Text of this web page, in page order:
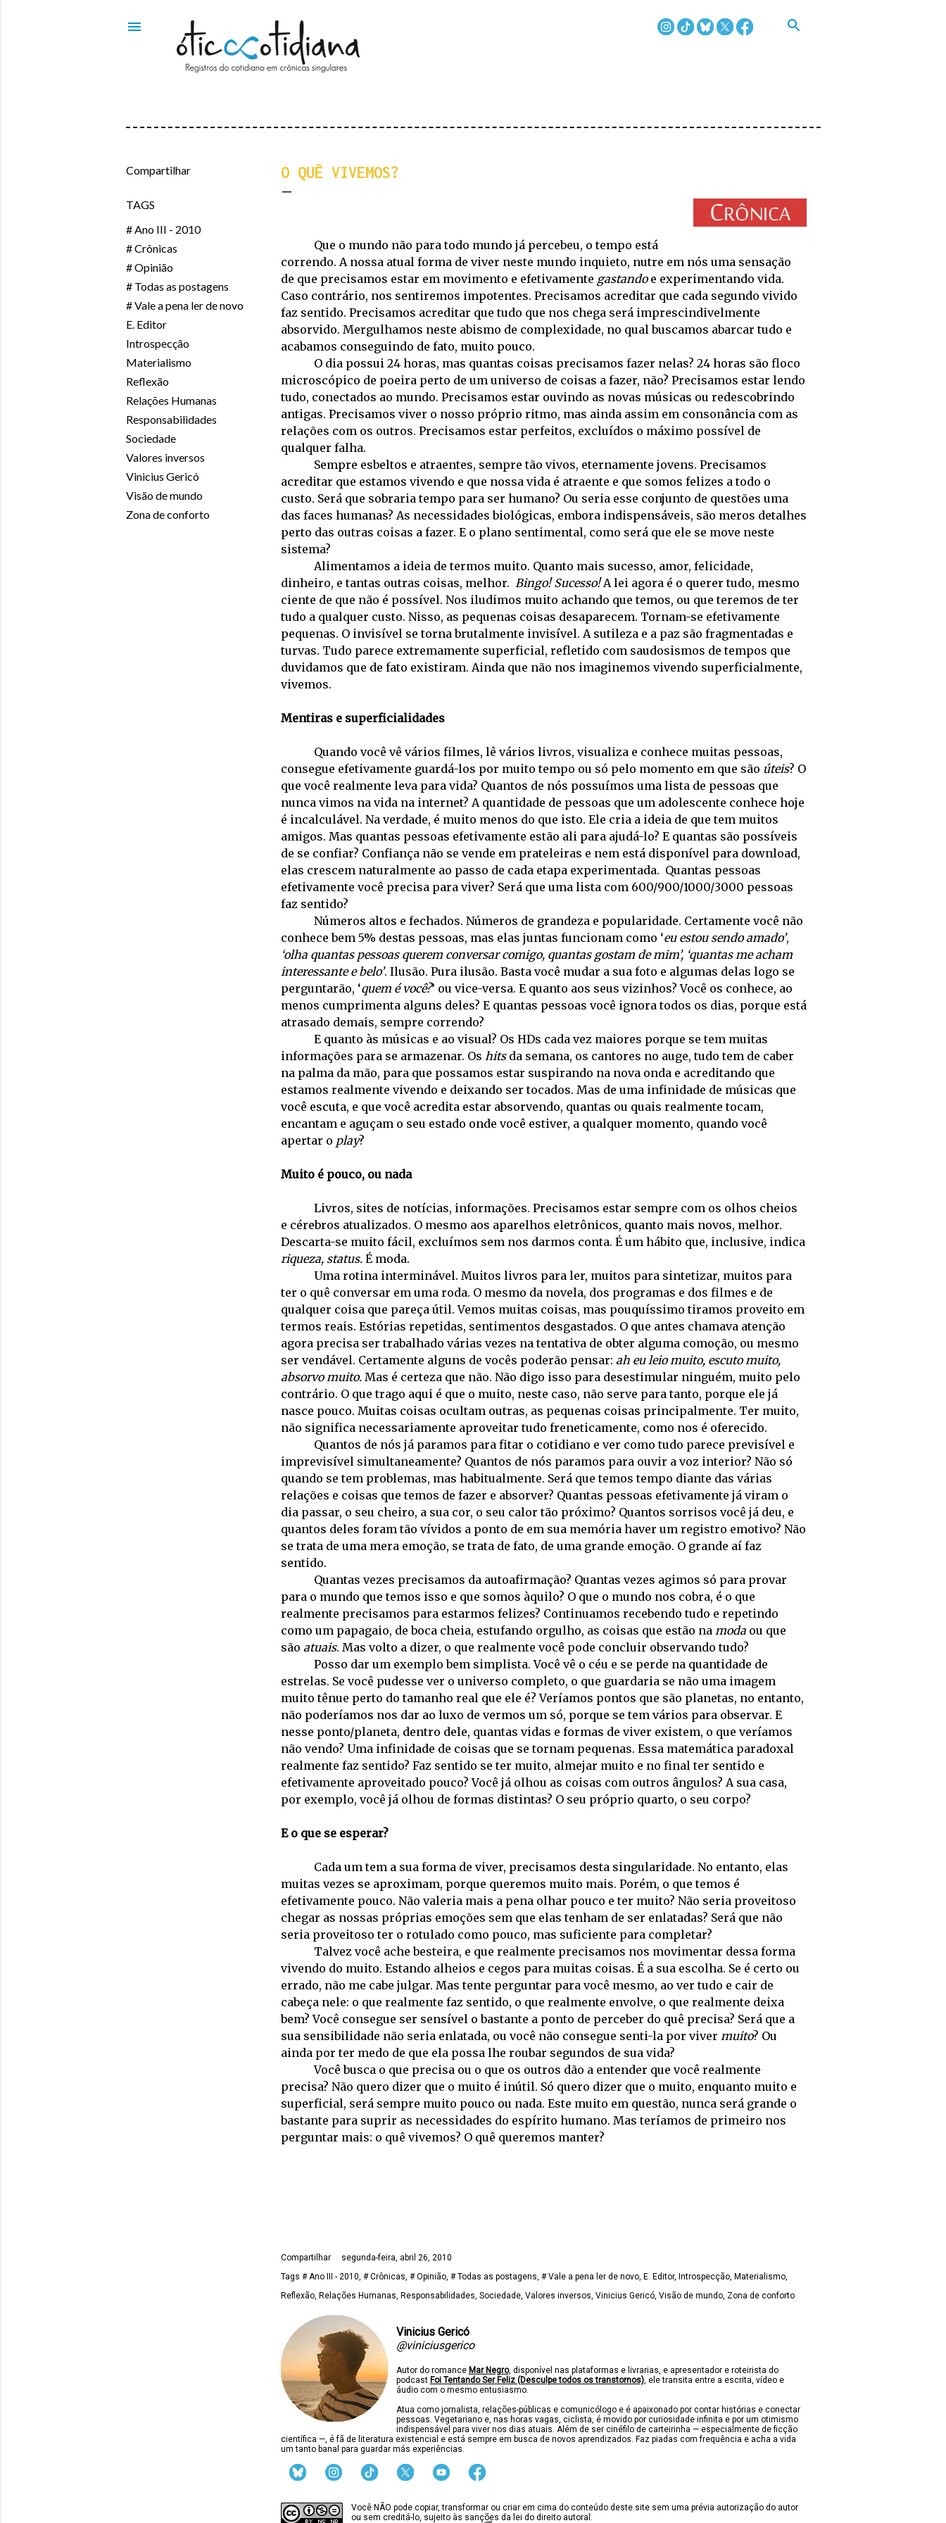
Compartilhar
TAGS
# Ano III - 2010
# Crônicas
# Opinião
# Todas as postagens
# Vale a pena ler de novo
E. Editor
Introspecção
Materialismo
Reflexão
Relações Humanas
Responsabilidades
Sociedade
Valores inversos
Vinicius Gericó
Visão de mundo
Zona de conforto
O QUÊ VIVEMOS?
Que o mundo não para todo mundo já percebeu, o tempo está
correndo. A nossa atual forma de viver neste mundo inquieto, nutre em nós uma sensação
de que precisamos estar em movimento e efetivamente gastandoe experimentando vida.
Caso contrário, nos sentiremos impotentes. Precisamos acreditar que cada segundo vivido
faz sentido. Precisamos acreditar que tudo que nos chega será imprescindivelmente
absorvido. Mergulhamos neste abismo de complexidade, no qual buscamos abarcar tudo e
acabamos conseguindo de fato, muito pouco.
O dia possui 24 horas, mas quantas coisas precisamos fazer nelas? 24 horas são floco
microscópico de poeira perto de um universo de coisas a fazer, não? Precisamos estar lendo
tudo, conectados ao mundo. Precisamos estar ouvindo as novas músicas ou redescobrindo
antigas. Precisamos viver o nosso próprio ritmo, mas ainda assim em consonância com as
relações com os outros. Precisamos estar perfeitos, excluídos o máximo possível de
qualquer falha.
Sempre esbeltos e atraentes, sempre tão vivos, eternamente jovens. Precisamos
acreditar que estamos vivendo e que nossa vida é atraente e que somos felizes a todo o
custo. Será que sobraria tempo para ser humano? Ou seria esse conjunto de questões uma
das faces humanas? As necessidades biológicas, embora indispensáveis, são meros detalhes
perto das outras coisas a fazer. E o plano sentimental, como será que ele se move neste
sistema?
Alimentamos a ideia de termos muito. Quanto mais sucesso, amor, felicidade,
dinheiro, e tantas outras coisas, melhor. Bingo! Sucesso!A lei agora é o querer tudo, mesmo
ciente de que não é possível. Nos iludimos muito achando que temos, ou que teremos de ter
tudo a qualquer custo. Nisso, as pequenas coisas desaparecem. Tornam-se efetivamente
pequenas. O invisível se torna brutalmente invisível. A sutileza e a paz são fragmentadas e
turvas. Tudo parece extremamente superficial, refletido com saudosismos de tempos que
duvidamos que de fato existiram. Ainda que não nos imaginemos vivendo superficialmente,
vivemos.
Mentiras e superficialidades
Quando você vê vários filmes, lê vários livros, visualiza e conhece muitas pessoas,
consegue efetivamente guardá-los por muito tempo ou só pelo momento em que são úteis? O
que você realmente leva para vida? Quantos de nós possuímos uma lista de pessoas que
nunca vimos na vida na internet? A quantidade de pessoas que um adolescente conhece hoje
é incalculável. Na verdade, é muito menos do que isto. Ele cria a ideia de que tem muitos
amigos. Mas quantas pessoas efetivamente estão ali para ajudá-lo? E quantas são possíveis
de se confiar? Confiança não se vende em prateleiras e nem está disponível para download,
elas crescem naturalmente ao passo de cada etapa experimentada. Quantas pessoas
efetivamente você precisa para viver? Será que uma lista com 600/900/1000/3000 pessoas
faz sentido?
Números altos e fechados. Números de grandeza e popularidade. Certamente você não
conhece bem 5% destas pessoas, mas elas juntas funcionam como ‘eu estou sendo amado’,
‘olha quantas pessoas querem conversar comigo, quantas gostam de mim’, ‘quantas me acham
interessante e belo’. Ilusão. Pura ilusão. Basta você mudar a sua foto e algumas delas logo se
perguntarão, ‘quem é você?’ ou vice-versa. E quanto aos seus vizinhos? Você os conhece, ao
menos cumprimenta alguns deles? E quantas pessoas você ignora todos os dias, porque está
atrasado demais, sempre correndo?
E quanto às músicas e ao visual? Os HDs cada vez maiores porque se tem muitas
informações para se armazenar. Os hitsda semana, os cantores no auge, tudo tem de caber
na palma da mão, para que possamos estar suspirando na nova onda e acreditando que
estamos realmente vivendo e deixando ser tocados. Mas de uma infinidade de músicas que
você escuta, e que você acredita estar absorvendo, quantas ou quais realmente tocam,
encantam e aguçam o seu estado onde você estiver, a qualquer momento, quando você
apertar o play?
Muito é pouco, ou nada
Livros, sites de notícias, informações. Precisamos estar sempre com os olhos cheios
e cérebros atualizados. O mesmo aos aparelhos eletrônicos, quanto mais novos, melhor.
Descarta-se muito fácil, excluímos sem nos darmos conta. É um hábito que, inclusive, indica
riqueza, status.É moda.
Uma rotina interminável. Muitos livros para ler, muitos para sintetizar, muitos para
ter o quê conversar em uma roda. O mesmo da novela, dos programas e dos filmes e de
qualquer coisa que pareça útil. Vemos muitas coisas, mas pouquíssimo tiramos proveito em
termos reais. Estórias repetidas, sentimentos desgastados. O que antes chamava atenção
agora precisa ser trabalhado várias vezes na tentativa de obter alguma comoção, ou mesmo
ser vendável. Certamente alguns de vocês poderão pensar: ah eu leio muito, escuto muito,
absorvo muito.Mas é certeza que não. Não digo isso para desestimular ninguém, muito pelo
contrário. O que trago aqui é que o muito, neste caso, não serve para tanto, porque ele já
nasce pouco. Muitas coisas ocultam outras, as pequenas coisas principalmente. Ter muito,
não significa necessariamente aproveitar tudo freneticamente, como nos é oferecido.
Quantos de nós já paramos para fitar o cotidiano e ver como tudo parece previsível e
imprevisível simultaneamente? Quantos de nós paramos para ouvir a voz interior? Não só
quando se tem problemas, mas habitualmente. Será que temos tempo diante das várias
relações e coisas que temos de fazer e absorver? Quantas pessoas efetivamente já viram o
dia passar, o seu cheiro, a sua cor, o seu calor tão próximo? Quantos sorrisos você já deu, e
quantos deles foram tão vívidos a ponto de em sua memória haver um registro emotivo? Não
se trata de uma mera emoção, se trata de fato, de uma grande emoção. O grande aí faz
sentido.
Quantas vezes precisamos da autoafirmação? Quantas vezes agimos só para provar
para o mundo que temos isso e que somos àquilo? O que o mundo nos cobra, é o que
realmente precisamos para estarmos felizes? Continuamos recebendo tudo e repetindo
como um papagaio, de boca cheia, estufando orgulho, as coisas que estão na modaou que
são atuais. Mas volto a dizer, o que realmente você pode concluir observando tudo?
Posso dar um exemplo bem simplista. Você vê o céu e se perde na quantidade de
estrelas. Se você pudesse ver o universo completo, o que guardaria se não uma imagem
muito tênue perto do tamanho real que ele é? Veríamos pontos que são planetas, no entanto,
não poderíamos nos dar ao luxo de vermos um só, porque se tem vários para observar. E
nesse ponto/planeta, dentro dele, quantas vidas e formas de viver existem, o que veríamos
não vendo? Uma infinidade de coisas que se tornam pequenas. Essa matemática paradoxal
realmente faz sentido? Faz sentido se ter muito, almejar muito e no final ter sentido e
efetivamente aproveitado pouco? Você já olhou as coisas com outros ângulos? A sua casa,
por exemplo, você já olhou de formas distintas? O seu próprio quarto, o seu corpo?
E o que se esperar?
Cada um tem a sua forma de viver, precisamos desta singularidade. No entanto, elas
muitas vezes se aproximam, porque queremos muito mais. Porém, o que temos é
efetivamente pouco. Não valeria mais a pena olhar pouco e ter muito? Não seria proveitoso
chegar as nossas próprias emoções sem que elas tenham de ser enlatadas? Será que não
seria proveitoso ter o rotulado como pouco, mas suficiente para completar?
Talvez você ache besteira, e que realmente precisamos nos movimentar dessa forma
vivendo do muito. Estando alheios e cegos para muitas coisas. É a sua escolha. Se é certo ou
errado, não me cabe julgar. Mas tente perguntar para você mesmo, ao ver tudo e cair de
cabeça nele: o que realmente faz sentido, o que realmente envolve, o que realmente deixa
bem? Você consegue ser sensível o bastante a ponto de perceber do quê precisa? Será que a
sua sensibilidade não seria enlatada, ou você não consegue senti-la por viver muito? Ou
ainda por ter medo de que ela possa lhe roubar segundos de sua vida?
Você busca o que precisa ou o que os outros dão a entender que você realmente
precisa? Não quero dizer que o muito é inútil. Só quero dizer que o muito, enquanto muito e
superficial, será sempre muito pouco ou nada. Este muito em questão, nunca será grande o
bastante para suprir as necessidades do espírito humano. Mas teríamos de primeiro nos
perguntar mais: o quê vivemos? O quê queremos manter?
Compartilhar
segunda-feira, abril 26, 2010
Tags # Ano III - 2010 # Crônicas # Opinião # Todas as postagens # Vale a pena ler de novo E. Editor Introspecção
Materialismo
Reflexão
Relações Humanas Responsabilidades Sociedade Valores inversos Vinicius Gericó Visão de mundo Zona de conforto
Vinicius Gericó
@viniciusgerico
Autor do romance Mar Negro, disponível nas plataformas e livrarias, e apresentador e roteirista do
podcast Foi Tentando Ser Feliz (Desculpe todos os transtornos), ele transita entre a escrita, vídeo e
áudio com o mesmo entusiasmo.
Atua como jornalista, relações-públicas e comunicólogo e é apaixonado por contar histórias e conectar
pessoas. Vegetariano e, nas horas vagas, ciclista, é movido por curiosidade infinita e por um otimismo
indispensável para viver nos dias atuais. Além de ser cinéfilo de carteirinha — especialmente de ficção
científica —, é fã de literatura existencial e está sempre em busca de novos aprendizados. Faz piadas com frequência e acha a vida
um tanto banal para guardar más experiências.
Você NÃO pode copiar, transformar ou criar em cima do conteúdo deste site sem uma prévia autorização do autor
ou sem creditá-lo, sujeito às sanções da lei do direito autoral.